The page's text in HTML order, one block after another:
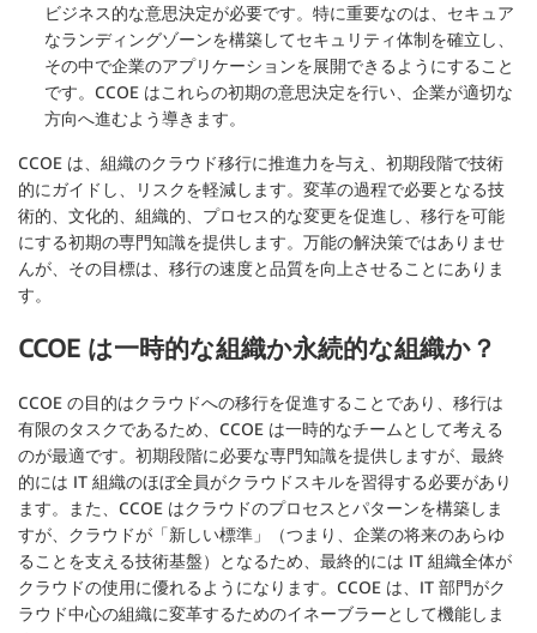
ビジネス的な意思決定が必要です。特に重要なのは、セキュア
なランディングゾーンを構築してセキュリティ体制を確立し、
その中で企業のアプリケーションを展開できるようにすること
です。CCOE はこれらの初期の意思決定を行い、企業が適切な
方向へ進むよう導きます。
CCOE は、組織のクラウド移行に推進力を与え、初期段階で技術
的にガイドし、リスクを軽減します。変革の過程で必要となる技
術的、文化的、組織的、プロセス的な変更を促進し、移行を可能
にする初期の専門知識を提供します。万能の解決策ではありませ
んが、その目標は、移行の速度と品質を向上させることにありま
す。
CCOE は一時的な組織か永続的な組織か？
CCOE の目的はクラウドへの移行を促進することであり、移行は
有限のタスクであるため、CCOE は一時的なチームとして考える
のが最適です。初期段階に必要な専門知識を提供しますが、最終
的には IT 組織のほぼ全員がクラウドスキルを習得する必要があり
ます。また、CCOE はクラウドのプロセスとパターンを構築しま
すが、クラウドが「新しい標準」（つまり、企業の将来のあらゆ
ることを支える技術基盤）となるため、最終的には IT 組織全体が
クラウドの使用に優れるようになります。CCOE は、IT 部門がク
ラウド中心の組織に変革するためのイネーブラーとして機能しま